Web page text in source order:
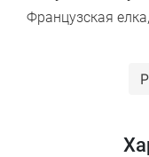
Французская